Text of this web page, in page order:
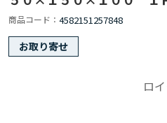
商品コード 4582151257848
お取り寄せ
ロ